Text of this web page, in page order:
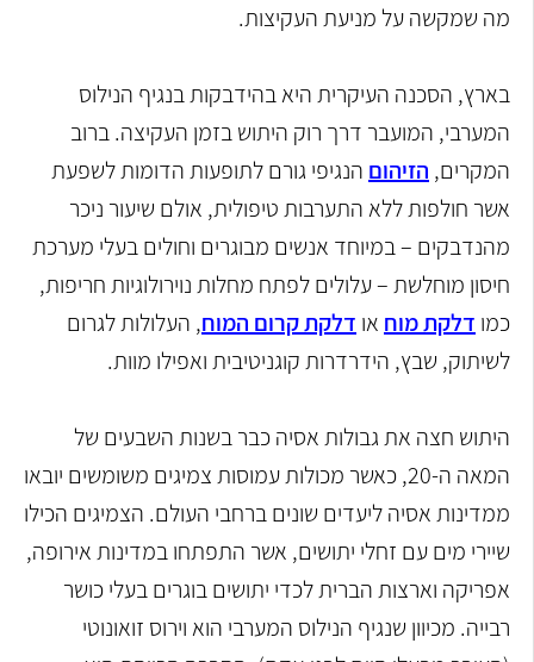
מה שמקשה על מניעת העקיצות.
בארץ, הסכנה העיקרית היא בהידבקות בנגיף הנילוס
המערבי, המועבר דרך רוק היתוש בזמן העקיצה. ברוב
המקרים, הזיהום הנגיפי גורם לתופעות הדומות לשפעת
אשר חולפות ללא התערבות טיפולית, אולם שיעור ניכר
מהנדבקים – במיוחד אנשים מבוגרים וחולים בעלי מערכת
חיסון מוחלשת – עלולים לפתח מחלות נוירולוגיות חריפות,
כמו דלקת מוח או דלקת קרום המוח, העלולות לגרום
לשיתוק, שבץ, הידרדרות קוגניטיבית ואפילו מוות.
היתוש חצה את גבולות אסיה כבר בשנות השבעים של
המאה ה-20, כאשר מכולות עמוסות צמיגים משומשים יובאו
ממדינות אסיה ליעדים שונים ברחבי העולם. הצמיגים הכילו
שיירי מים עם זחלי יתושים, אשר התפתחו במדינות אירופה,
אפריקה וארצות הברית לכדי יתושים בוגרים בעלי כושר
רבייה. מכיוון שנגיף הנילוס המערבי הוא וירוס זואונוטי